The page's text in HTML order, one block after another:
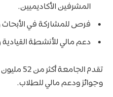
المشرفين الأكاديميين.
فرص للمشاركة في الأبحاث
دعم مالي للأنشطة
تقدم
وجوائز ودعم مالي للطلاب.